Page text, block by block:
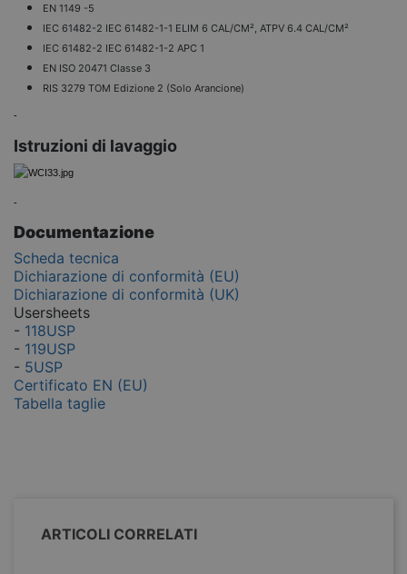
EN 1149 -5
IEC 61482-2 IEC 61482-1-1 ELIM 6 CAL/CM², ATPV 6.4 CAL/CM²
IEC 61482-2 IEC 61482-1-2 APC 1
EN ISO 20471 Classe 3
RIS 3279 TOM Edizione 2 (Solo Arancione)
-
Istruzioni di lavaggio
-
Documentazione
Scheda tecnica
Dichiarazione di conformità (EU)
Dichiarazione di conformità (UK)
Usersheets
- 118USP
- 119USP
- 5USP
Certificato EN (EU)
Tabella taglie
ARTICOLI CORRELATI